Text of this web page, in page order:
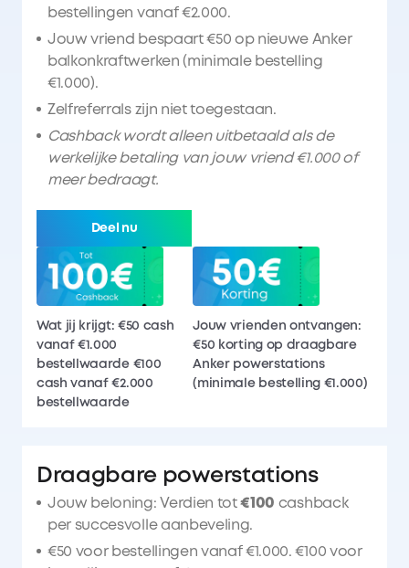
bestellingen vanaf €2.000.
Jouw vriend bespaart €50 op nieuwe Anker
balkonkraftwerken (minimale bestelling
€1.000).
Zelfreferrals zijn niet toegestaan.
Cashback wordt alleen uitbetaald als de
werkelijke betaling van jouw vriend €1.000 of
meer bedraagt.
Deel nu
Wat jij krijgt: €50 cash
vanaf €1.000
bestellwaarde €100
cash vanaf €2.000
bestellwaarde
Jouw vrienden ontvangen:
€50 korting op draagbare
Anker powerstations
(minimale bestelling €1.000)
Draagbare powerstations
Jouw beloning: Verdien tot€100 cashback
per succesvolle aanbeveling.
€50 voor bestellingen vanaf €1.000. €100 voor